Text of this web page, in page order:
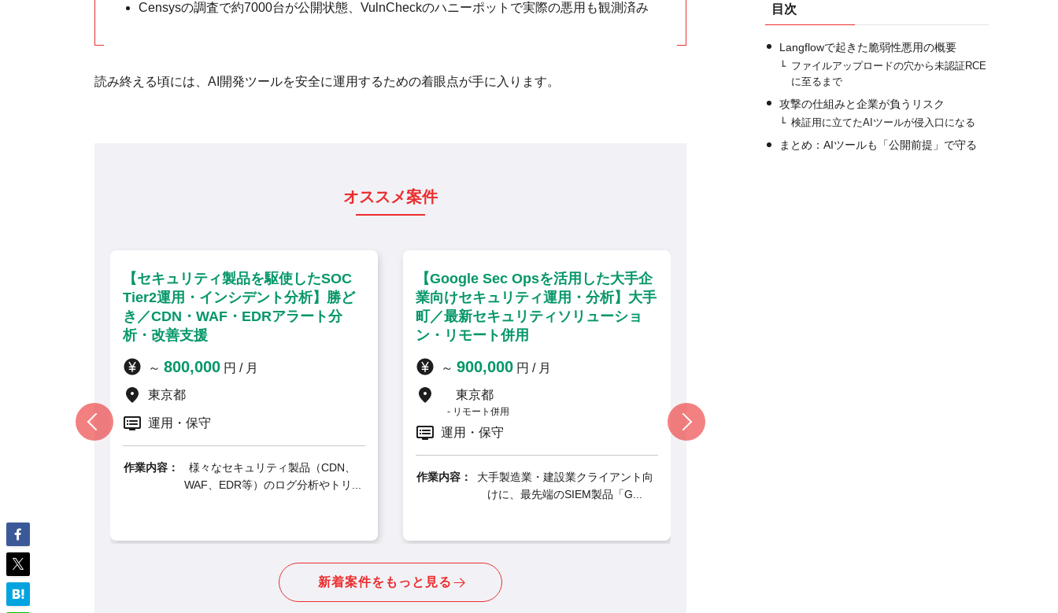
Censysの調査で約7000台が公開状態、VulnCheckのハニーポットで実際の悪用も観測済み
読み終える頃には、AI開発ツールを安全に運用するための着眼点が手に入ります。
オススメ案件
セキュリティ製品を駆使したSOC
運用・インシデント分析】勝ど
／CDN・WAF・EDRアラート分
円 / 月
運用・保守
様々なセキュリティ製品（CDN、
WAF、EDR等）のログ分析やトリ...
【Google Sec Opsを活用した大手企
業向けセキュリティ運用・分析】大手
町／最新セキュリティソリューショ
円 / 月
作業内容：
大手製造業・建設業クライアント向
けに、最先端のSIEM製品「G...
【ISO27001準拠のセキュリティ施策
推進・アドバイザリ】海浜幕張／週2
リモート併用・PMO
要件定義, 運用・保守, PMO
作業内容： 大手企業のセキュリティ体制を強化
するため、ISO/IEC27001に...
新着案件をもっと見る
目次
Langflowで起きた脆弱性悪用の概要
ファイルアップロードの穴から未認証RCE
に至るまで
攻撃の仕組みと企業が負うリスク
検証用に立てたAIツールが侵入口になる
まとめ：AIツールも「公開前提」で守る